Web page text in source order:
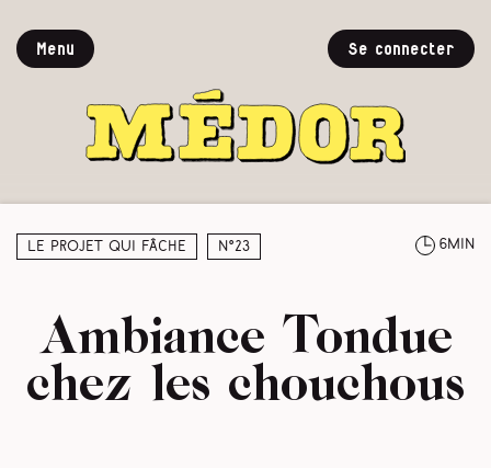
Menu Se connecter
Le projet qui fâche N°23 6min
Ambiance Tondue
chez les chouchous